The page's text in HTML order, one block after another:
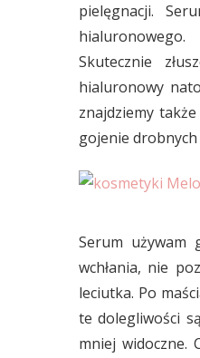
pielęgnacji.
hialuronowego.
Skutecznie
hialuronowy
znajdziemy
gojenie
Serum używam
wchłania, nie
leciutka. Po
te dolegliwości
mniej